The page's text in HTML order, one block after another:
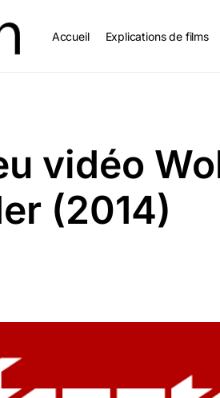
Accueil Explications de films
vidéo
(2014)